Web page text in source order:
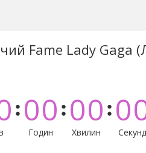
Fame Lady Gaga
00
Годин
00
Хвилин
0
Секунд